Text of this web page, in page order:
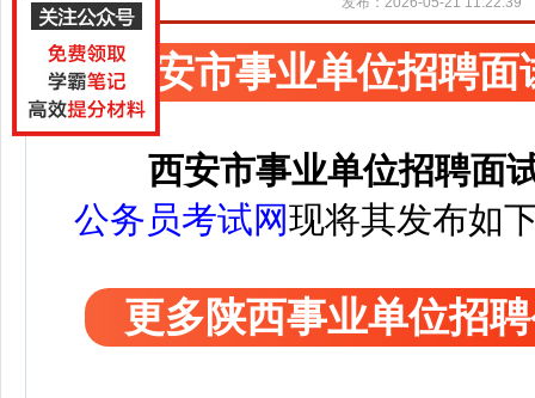
西安市事业单位招聘
西安市事业单位招聘面
公务员考试网现将其发布如
更多陕西事业单位招